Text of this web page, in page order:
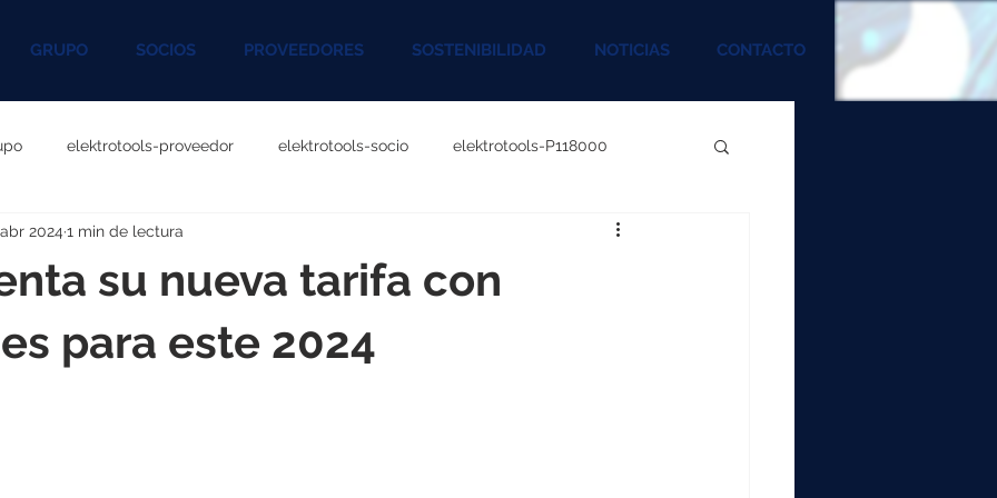
GRUPO SOCIOS PROVEEDORES SOSTENIBILIDAD NOTICIAS CONTACTO
elektrotools-proveedor elektrotools-socio elektrotools-P118000
P060000 elektrotools-P027000
P096000 elektrotools-P041000
su nueva tarifa con
para este 2024
2024 1 min de lectura